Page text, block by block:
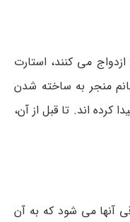
می کنند، استارت
منجر به ساخته شدن
کرده اند. تا قبل از آن،
آنها می شود که به آن